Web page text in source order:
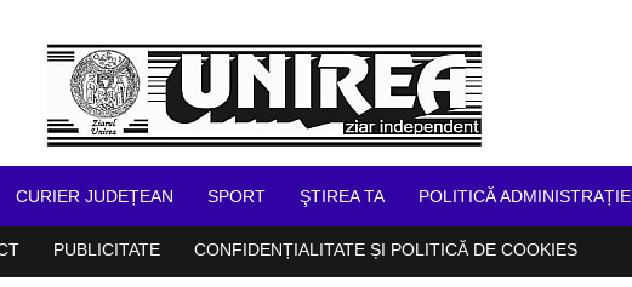
CURIER JUDEȚEAN SPORT ŞTIREA TA POLITICĂ ADMINISTRAȚIE
PUBLICITATE CONFIDENȚIALITATE ȘI POLITICĂ DE COOKIES